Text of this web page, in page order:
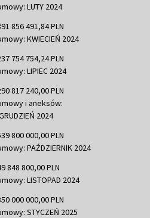
LUTY 2024
856 491,84 PLN
KWIECIEŃ 2024
754 754,24 PLN
LIPIEC 2024
817 240,00 PLN
i aneksów:
2024
800 000,00 PLN
PAŹDZIERNIK 2024
848 800,00 PLN
LISTOPAD 2024
000 000,00 PLN
STYCZEŃ 2025